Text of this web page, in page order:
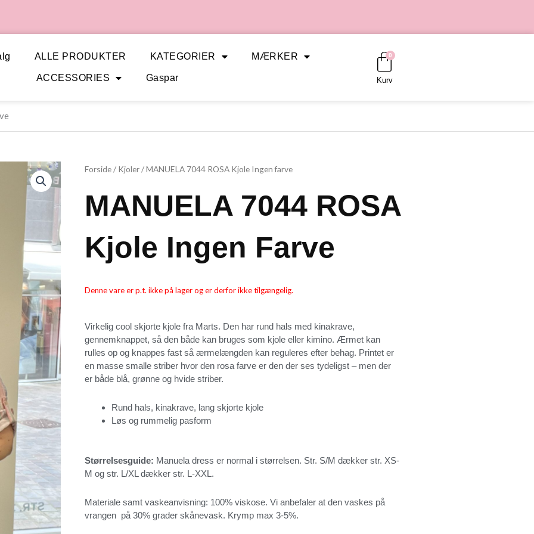
ALLE PRODUKTER KATEGORIER MÆRKER
ACCESSORIES Gaspar
0
Kurv
Kurv
Forside/ Kjoler/ MANUELA 7044 ROSA Kjole Ingen farve
MANUELA 7044 ROSA
Kjole Ingen Farve
Denne vare er p.t. ikke på lager og er derfor ikke tilgængelig.
Virkelig cool skjorte kjole fra Marts. Den har rund hals med kinakrave,
gennemknappet, så den både kan bruges som kjole eller kimino. Ærmet kan
rulles op og knappes fast så ærmelængden kan reguleres efter behag. Printet er
en masse smalle striber hvor den rosa farve er den der ses tydeligst – men der
er både blå, grønne og hvide striber.
Rund hals, kinakrave, lang skjorte kjole
Løs og rummelig pasform
Størrelsesguide: Manuela dress er normal i størrelsen. Str. S/M dækker str. XS-
M og str. L/XL dækker str. L-XXL.
Materiale samt vaskeanvisning: 100% viskose. Vi anbefaler at den vaskes på
vrangen på 30% grader skånevask. Krymp max 3-5%.